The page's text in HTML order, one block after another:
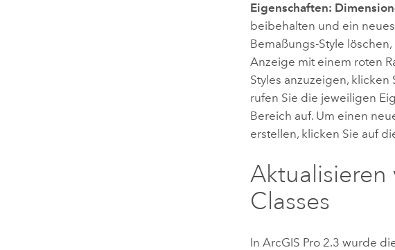
Eigenschaften:
beibehalten und ein
Bemaßungs-Style
Anzeige mit einem roten
Styles anzuzeigen, klicken
rufen Sie die jeweiligen
Bereich auf. Um einen
erstellen, klicken Sie auf
Aktualisieren
Classes
InArcGIS Pro 2.3 wurde